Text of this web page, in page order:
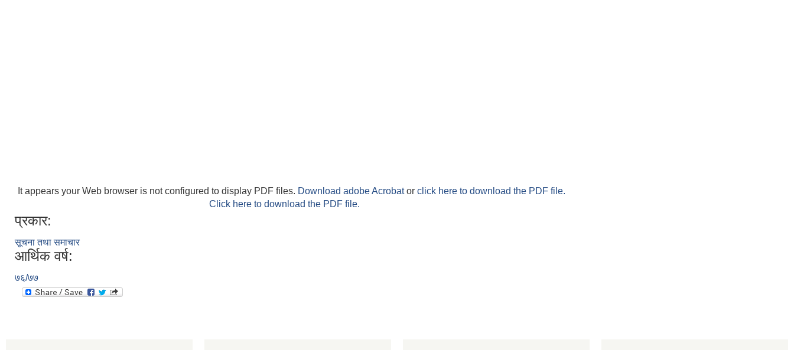
It appears your Web browser is not configured to display PDF files. Download adobe Acrobator click here to download the PDF file.
Click here to download the PDF file.
प्रकार:
सूचना तथा समाचार
आर्थिक वर्ष:
७६/७७